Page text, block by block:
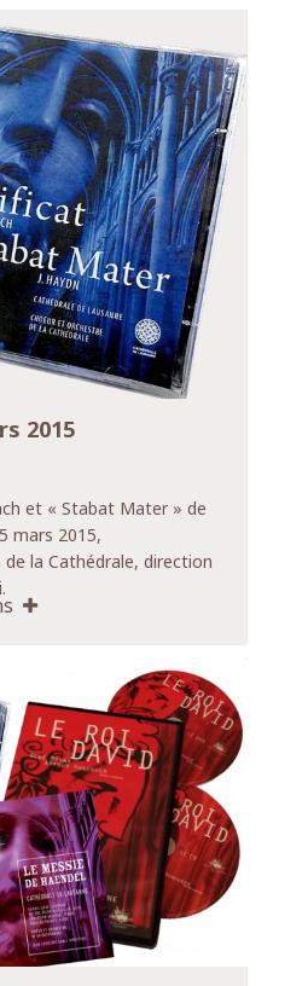
auprix de CHF. 30.-
2015
et « Stabat Mater » de
mars 2015,
la Cathédrale, direction
prix de CHF. 30.-